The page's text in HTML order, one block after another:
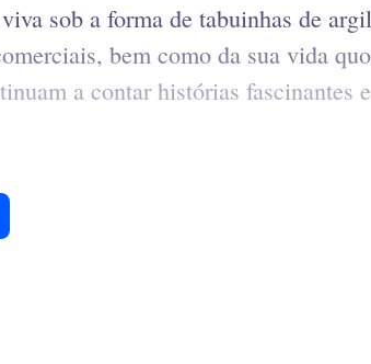
sob a forma de tabuinhas de
bem como da sua vida
a contar histórias fascinantes